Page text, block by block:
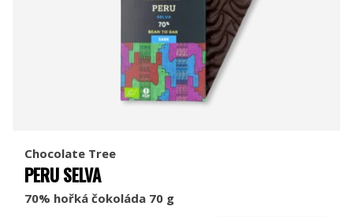
Chocolate Tree
PERU SELVA
70% hořká čokoláda 70 g